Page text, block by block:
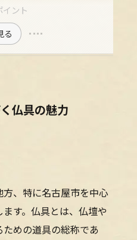
ント
る
仏具の魅力
、特に名古屋市を中心
す。仏具とは、仏壇や
めの道具の総称であ